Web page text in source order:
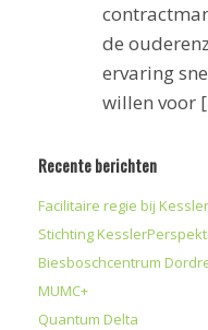
de
ervaring
willen voor
Recente berichten
Facilitaire regie bij
Stichting
Biesboschcentrum
MUMC+
Quantum Delta